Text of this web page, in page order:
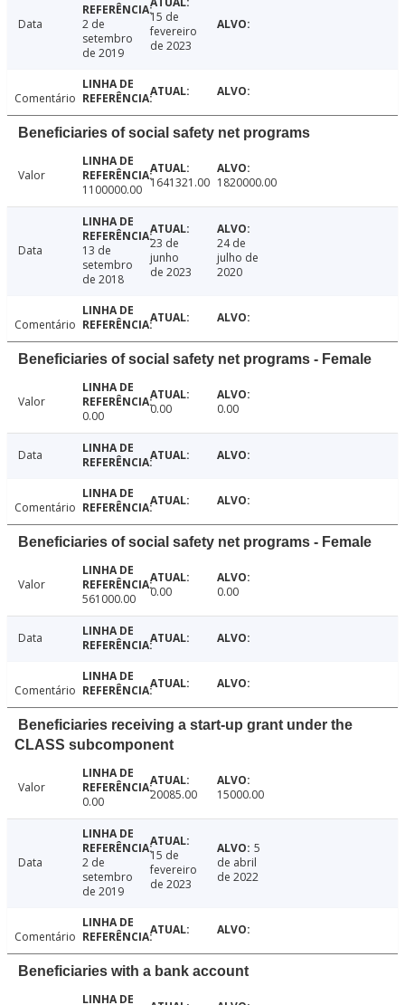
Data
2 de
setembro
de 2019
15 de
fevereiro
de 2023
Comentário
Beneficiaries of social safety net programs
Valor
1100000.00 1641321.00 1820000.00
Data
13 de
setembro
de 2018
23 de
junho
de 2023
24 de
julho de
2020
Comentário
Beneficiaries of social safety net programs - Female
Valor
0.00
0.00 0.00
Data
Comentário
Beneficiaries of social safety net programs - Female
Valor
561000.00
0.00 0.00
Data
Comentário
Beneficiaries receiving a start-up grant under the
CLASS subcomponent
Valor
0.00
20085.00 15000.00
Data
2 de
setembro
de 2019
15 de
fevereiro
de 2023
5
de abril
de 2022
Comentário
Beneficiaries with a bank account